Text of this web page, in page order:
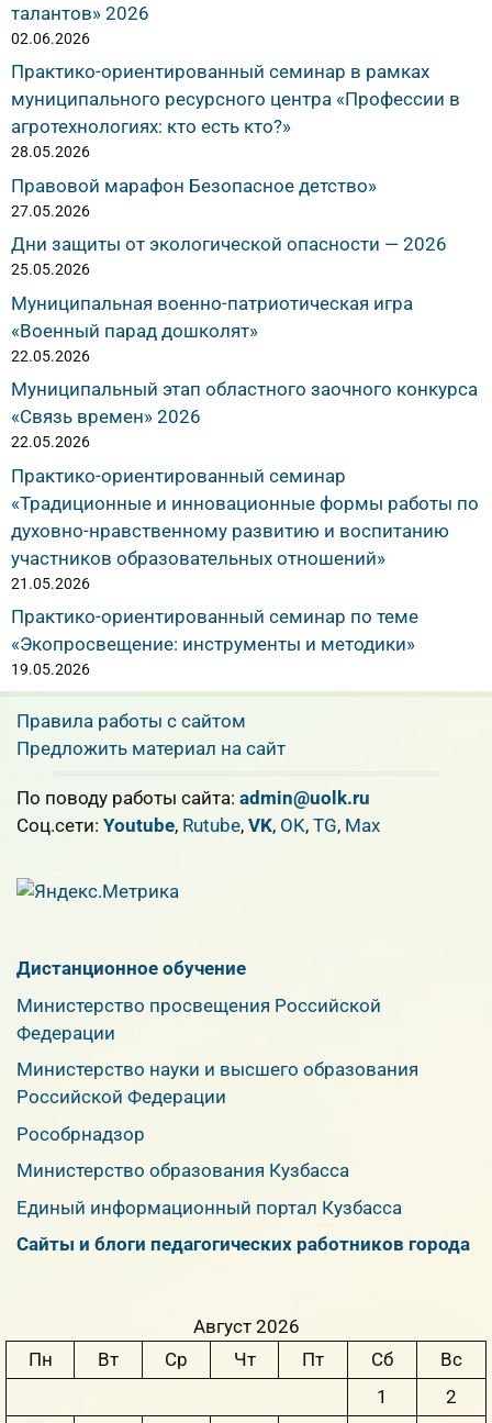
талантов» 2026
02.06.2026
Практико-ориентированный семинар в рамках
муниципального ресурсного центра «Профессии в
агротехнологиях: кто есть кто?»
28.05.2026
Правовой марафон Безопасное детство»
27.05.2026
Дни защиты от экологической опасности — 2026
25.05.2026
Муниципальная военно-патриотическая игра
«Военный парад дошколят»
22.05.2026
Муниципальный этап областного заочного конкурса
«Связь времен» 2026
22.05.2026
Практико-ориентированный семинар
«Традиционные и инновационные формы работы по
духовно-нравственному развитию и воспитанию
участников образовательных отношений»
21.05.2026
Практико-ориентированный семинар по теме
«Экопросвещение: инструменты и методики»
19.05.2026
Правила работы с сайтом
Предложить материал на сайт
По поводу работы сайта: admin@uolk.ru
Cоц.сети: Youtube, Rutube, VK, OK, TG, Max
Дистанционное обучение
Министерство просвещения Российской
Федерации
Министерство науки и высшего образования
Российской Федерации
Рособрнадзор
Министерство образования Кузбасса
Единый информационный портал Кузбасса
Сайты и блоги педагогических работников города
Август 2026
Пн
Вт Ср Чт Пт Сб
Вс
1
2